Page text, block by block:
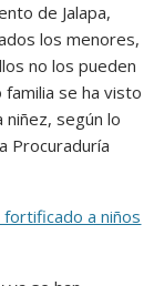
de Jalapa,
los menores,
no los pueden
se ha visto
niñez, según lo
Procuraduría
a niños